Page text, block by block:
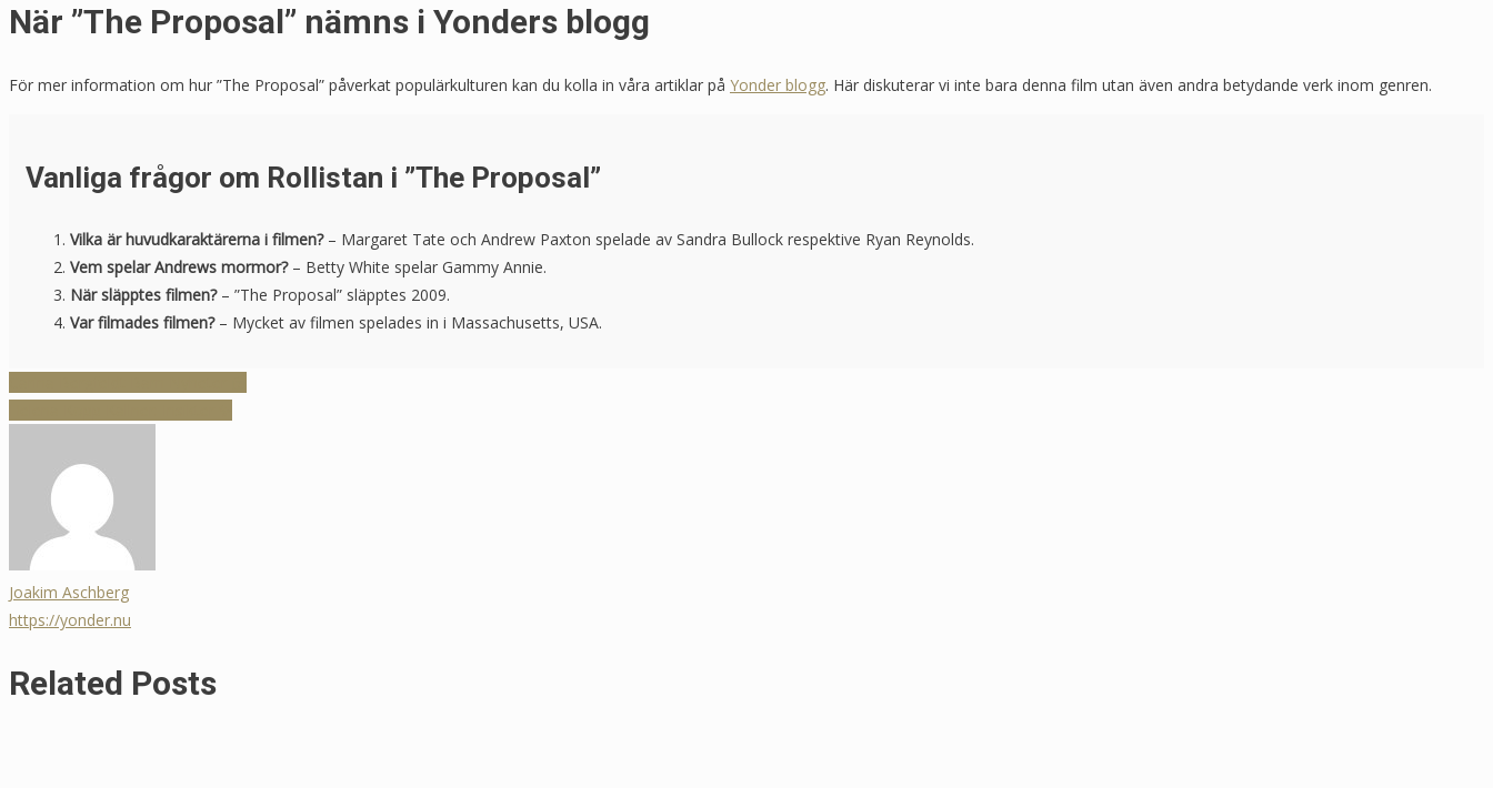
När ”The Proposal” nämns i Yonders blogg
För mer information om hur ”The Proposal” påverkat populärkulturen kan du kolla in våra artiklar på Yonder blogg. Här diskuterar vi inte bara denna film utan även andra betydande verk inom genren.
Vanliga frågor om Rollistan i ”The Proposal”
Vilka är huvudkaraktärerna i filmen?– Margaret Tate och Andrew Paxton spelade av Sandra Bullock respektive Ryan Reynolds.
Vem spelar Andrews mormor?– Betty White spelar Gammy Annie.
När släpptes filmen?– ”The Proposal” släpptes 2009.
Var filmades filmen?– Mycket av filmen spelades in i Massachusetts, USA.
Inläggsnavigering
Joakim Aschberg
https://yonder.nu
Related Posts